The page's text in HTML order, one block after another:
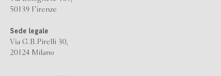
50139 Firenze
Sede legale
Via G.B.Pirelli 30,
20124 Milano